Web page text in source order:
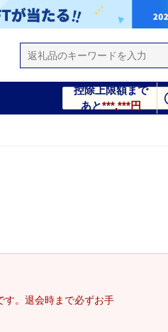
控除上限額まで
あと***,***円
す。退会時まで必ずお手